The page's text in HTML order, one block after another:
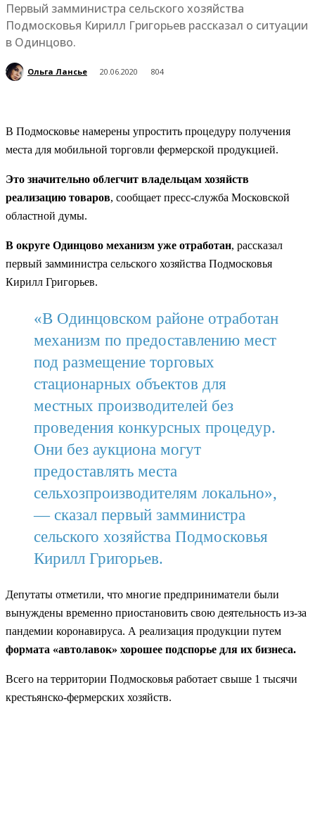
Первый замминистра сельского хозяйства
Подмосковья Кирилл Григорьев рассказал о ситуации
в Одинцово.
Ольга Лансье 20.06.2020 804
В Подмосковье намерены упростить процедуру получения
места для мобильной торговли фермерской продукцией.
Это значительно облегчит владельцам хозяйств
реализацию товаров, сообщает пресс-служба Московской
областной думы.
В округе Одинцово механизм уже отработан, рассказал
первый замминистра сельского хозяйства Подмосковья
Кирилл Григорьев.
«В Одинцовском районе отработан
механизм по предоставлению мест
под размещение торговых
стационарных объектов для
местных производителей без
проведения конкурсных процедур.
Они без аукциона могут
предоставлять места
сельхозпроизводителям локально»,
— сказал первый замминистра
сельского хозяйства Подмосковья
Кирилл Григорьев.
Депутаты отметили, что многие предприниматели были
вынуждены временно приостановить свою деятельность из-за
пандемии коронавируса. А реализация продукции путем
формата «автолавок» хорошее подспорье для их бизнеса.
Всего на территории Подмосковья работает свыше 1 тысячи
крестьянско-фермерских хозяйств.